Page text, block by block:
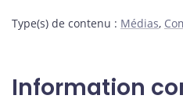
Type(s) de contenu : Médias,
Information